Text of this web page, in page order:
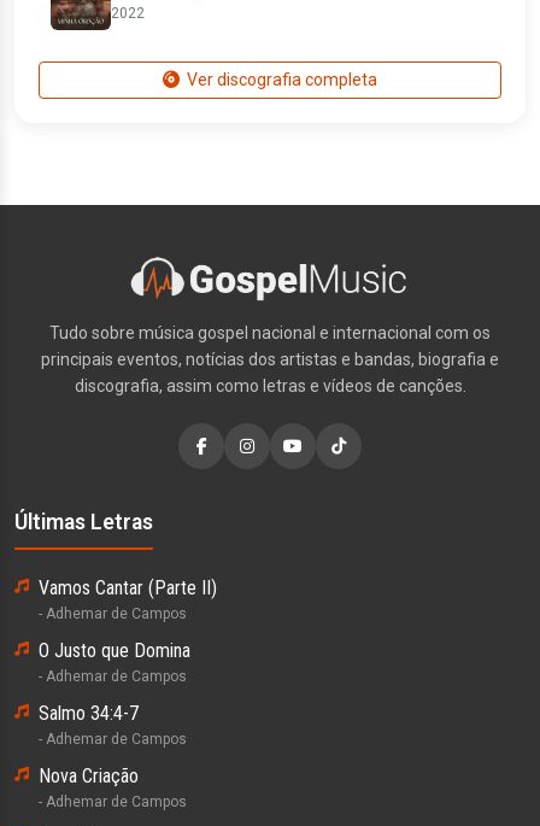
2022
Ver discografia completa
Tudo sobre música gospel nacional e internacional com os
principais eventos, notícias dos artistas e bandas, biografia e
discografia, assim como letras e vídeos de canções.
Últimas Letras
Vamos Cantar (Parte II)
- Adhemar de Campos
O Justo que Domina
- Adhemar de Campos
Salmo 34:4-7
- Adhemar de Campos
Nova Criação
- Adhemar de Campos